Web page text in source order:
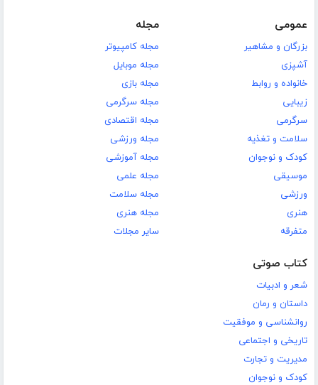
عمومی
بزرگان و مشاهیر
آشپزی
خانواده و روابط
زیبایی
سرگرمی
سلامت و تغذیه
کودک و نوجوان
موسیقی
ورزشی
هنری
متفرقه
مجله
مجله کامپیوتر
مجله موبایل
مجله بازی
مجله سرگرمی
مجله اقتصادی
مجله ورزشی
مجله آموزشی
مجله علمی
مجله سلامت
مجله هنری
سایر مجلات
کتاب صوتی
شعر و ادبیات
داستان و رمان
روانشناسی و موفقیت
تاریخی و اجتماعی
مدیریت و تجارت
کودک و نوجوان